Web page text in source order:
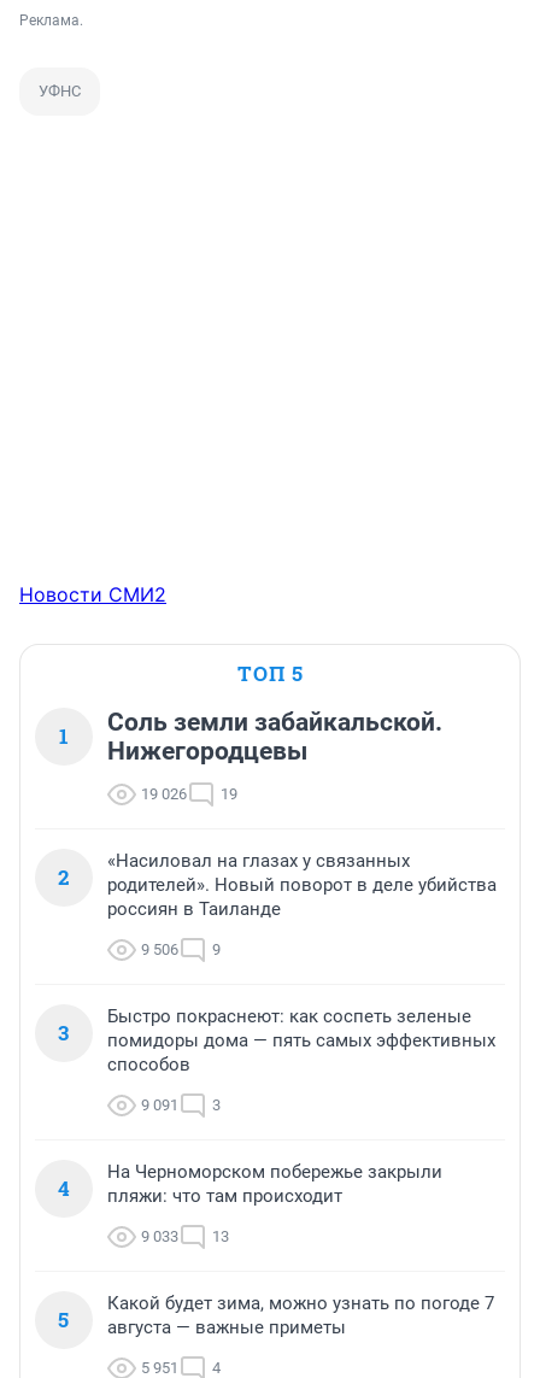
Реклама.
УФНС
Новости СМИ2
ТОП 5
1
Соль земли забайкальской.
Нижегородцевы
19 026 19
2
«Насиловал на глазах у связанных
родителей». Новый поворот в деле убийства
россиян в Таиланде
9 506 9
3
Быстро покраснеют: как соспеть зеленые
помидоры дома — пять самых эффективных
способов
9 091 3
4
На Черноморском побережье закрыли
пляжи: что там происходит
9 033 13
5
Какой будет зима, можно узнать по погоде 7
августа — важные приметы
5 951 4